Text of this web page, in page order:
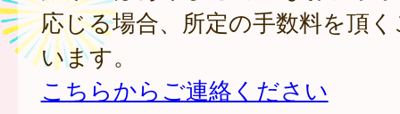
応じる場合、所定の手数料を頂
います。
こちらからご連絡ください